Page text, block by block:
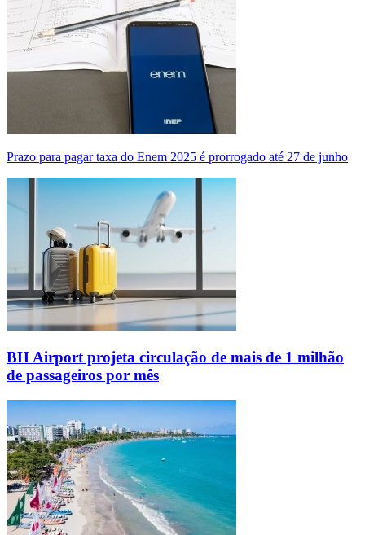
Prazo para pagar taxa do Enem 2025 é prorrogado até 27 de junho
BH Airport projeta circulação de mais de 1 milhão
de passageiros por mês